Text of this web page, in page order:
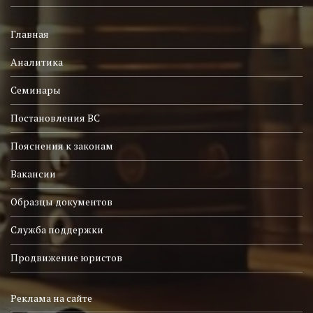
Главная
Аналитика
Семинары
Постановления ВС
Пояснения к законам
Вакансии
Образцы документов
Служба поддержки
Продвижение юристов
Реклама на сайте